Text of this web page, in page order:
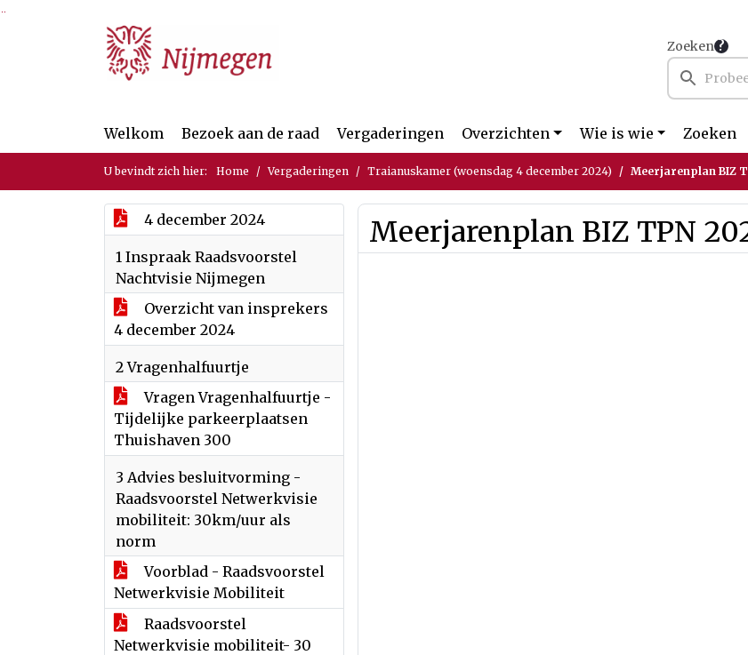
Ga naar de inhoud van deze pagina
Ga naar het zoeken
Ga naar het menu
Zoeken
Welkom Bezoek aan de raad Vergaderingen Overzichten Wie is wie Zoeken
U bevindt zich hier: Home Vergaderingen Traianuskamer (woensdag 4 december 2024) Meerjarenplan BIZ
4 december 2024
1 Inspraak Raadsvoorstel
Nachtvisie Nijmegen
Overzicht van insprekers
4 december 2024
2 Vragenhalfuurtje
Vragen Vragenhalfuurtje -
Tijdelijke parkeerplaatsen
Thuishaven 300
3 Advies besluitvorming -
Raadsvoorstel Netwerkvisie
mobiliteit: 30km/uur als
norm
Voorblad - Raadsvoorstel
Netwerkvisie Mobiliteit
Raadsvoorstel
Netwerkvisie mobiliteit- 30
Meerjarenplan BIZ TPN